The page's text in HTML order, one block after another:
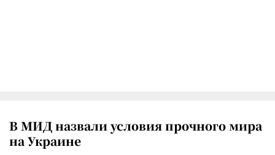
В МИД назвали условия прочного мира
на Украине